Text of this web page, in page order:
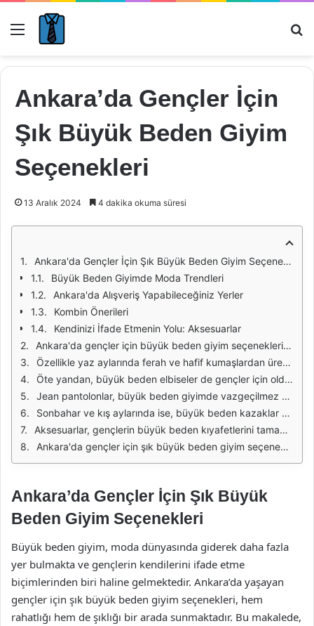
Menü
Ankara’da Gençler İçin
Şık Büyük Beden Giyim
Seçenekleri
13 Aralık 2024 4 dakika okuma süresi
Ankara'da Gençler İçin Şık Büyük Beden Giyim Seçenekleri
Büyük Beden Giyimde Moda Trendleri
Ankara'da Alışveriş Yapabileceğiniz Yerler
Kombin Önerileri
Kendinizi İfade Etmenin Yolu: Aksesuarlar
Ankara'da gençler için büyük beden giyim seçenekleri, hem rahatlık hem de şıklığı bir araya getirerek özgüvenli bir stil yaratma imkanı sunar. Gençlerin kendi tarzlarını yansıtabilecekleri birçok alternatif bulunmaktadır. Bu seçenekler, sadece beden uyumu sağlamakla kalmaz, aynı zamanda modaya uygun detaylarla da zenginleştirilmiştir. Gençlerin aktif yaşam tarzlarına uygun, rahat ve şık parçalar bulmak için alışveriş yaparken dikkat etmeleri gereken birkaç unsur vardır.
Özellikle yaz aylarında ferah ve hafif kumaşlardan üretilen büyük beden tişörtler, gençlerin favori parçaları arasında yer almaktadır. Bu tişörtler, farklı renk ve desen seçenekleriyle kombinlenerek çeşitli stiller oluşturulabilir. Ayrıca, baskılı ve grafik desenli tişörtler, gençlerin enerjik ve dinamik ruhunu yansıtan harika bir alternatif sunmaktadır. Bu tarz tişörtler, hem günlük hayatta hem de sosyal aktivitelerde rahatlıkla tercih edilebilir.
Öte yandan, büyük beden elbiseler de gençler için oldukça şık bir seçenek sunmaktadır. Özellikle bel vurgulayan ve dökümlü kesimlere sahip elbiseler, hem rahat hem de stil sahibi görünmek isteyen gençler için idealdir. Çiçek desenleri, geometrik motifler ya da tek renkli seçenekler, farklı kombinler yaratmak için harika fırsatlar sunar. Gençler, bu elbiseleri şık ayakkabılar ve aksesuarlarla tamamlayarak zarif bir görünüm elde edebilirler.
Jean pantolonlar, büyük beden giyimde vazgeçilmez bir parçadır. Farklı kesim ve yıkama seçenekleriyle sunulan jeanler, hem rahat hem de şık bir görünüm sağlar. Gençler, dar kesim, bol kesim ya da yüksek bel gibi farklı stilleri deneyerek kendi tarzlarını bulabilirler. Ayrıca, jeanlerle kombinlenen tişört veya gömlekler, günlük hayatta rahat bir stil oluşturmanın en iyi yoludur.
Sonbahar ve kış aylarında ise, büyük beden kazaklar ve hırkalar öne çıkmaktadır. Kalın ve sıcak tutan kumaşlardan üretilen bu parçalar, hem şık hem de işlevsel bir giyim seçeneğidir. Gençler, bu kazakları pantolon veya eteklerle kombinleyerek katmanlı bir görünüm elde edebilir. Özellikle oversize kesim kazaklar, hem rahat hem de şık bir tarz yaratmak isteyen gençler için idealdir.
Aksesuarlar, gençlerin büyük beden kıyafetlerini tamamlamak için önemli bir rol oynamaktadır. Şık bir çanta, ilginç bir kemer ya da dikkat çekici takılar, kombinleri zenginleştirmek için kullanılabilir. Gençler, bu aksesuarlarla kendi tarzlarını ifade edebilir ve kıyafetlerine kişisel bir dokunuş katabilirler. Aksesuar seçimi, stilin tamamlayıcısı olarak büyük bir etkiye sahiptir.
Ankara'da gençler için şık büyük beden giyim seçenekleri oldukça geniş bir yelpazeye sahiptir. Rahat, şık ve modaya uygun parçalar, gençlerin kendi stillerini bulmalarına ve kendilerini ifade etmelerine olanak tanır. Alışveriş yaparken dikkat edilmesi gereken en önemli unsurlar arasında beden uyumu, stil ve kişisel tercihlerin ön planda tutulması yer almaktadır.
Ankara’da Gençler İçin Şık Büyük
Beden Giyim Seçenekleri
Büyük beden giyim, moda dünyasında giderek daha fazla
yer bulmakta ve gençlerin kendilerini ifade etme
biçimlerinden biri haline gelmektedir. Ankara’da yaşayan
gençler için şık büyük beden giyim seçenekleri, hem
rahatlığı hem de şıklığı bir arada sunmaktadır. Bu makalede,